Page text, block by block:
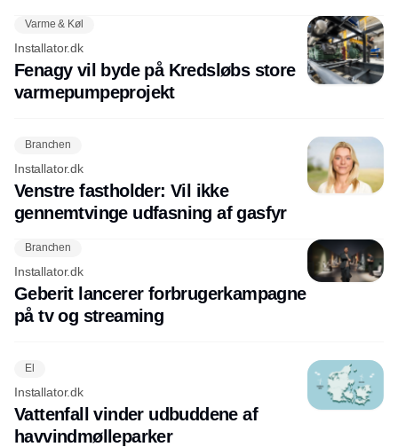
Varme & Køl
Installator.dk
Fenagy vil byde på Kredsløbs store
varmepumpeprojekt
Branchen
Installator.dk
Venstre fastholder: Vil ikke
gennemtvinge udfasning af gasfyr
Branchen
Installator.dk
Geberit lancerer forbrugerkampagne
på tv og streaming
El
Installator.dk
Vattenfall vinder udbuddene af
havvindmølleparker